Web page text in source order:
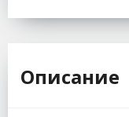
Описание